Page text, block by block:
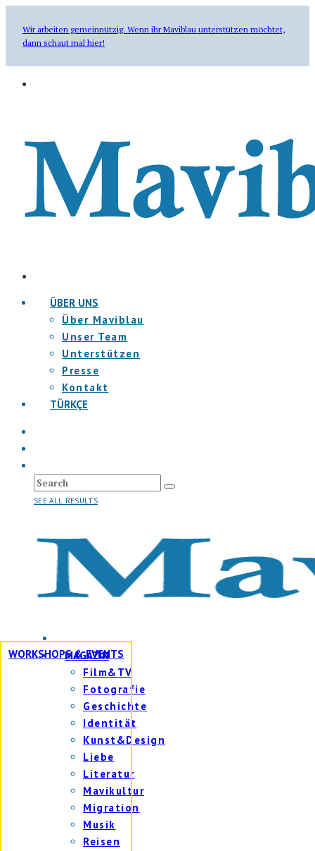
Wir arbeiten gemeinnützig. Wenn ihr Maviblau unterstützen möchtet,
dann schaut mal hier!
ÜBER UNS
Über Maviblau
Unser Team
Unterstützen
Presse
Kontakt
TÜRKÇE
SEE ALL RESULTS
WORKSHOPS & EVENTS
MAGAZIN
Film&TV
Fotografie
Geschichte
Identität
Kunst&Design
Liebe
Literatur
Mavikultur
Migration
Musik
Reisen